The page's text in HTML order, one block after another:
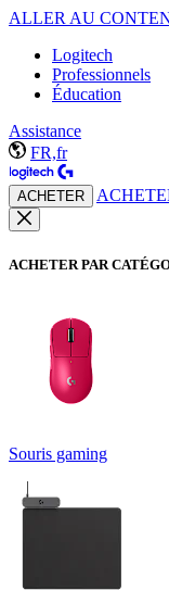
ALLER AU
Logitech
Professionnels
Éducation
Assistance
FR,fr
ACHETER
ACHETER PAR
Souris gaming